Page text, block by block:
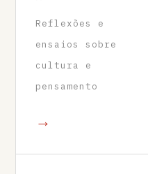
Reflexões e
ensaios sobre
cultura e
pensamento
→